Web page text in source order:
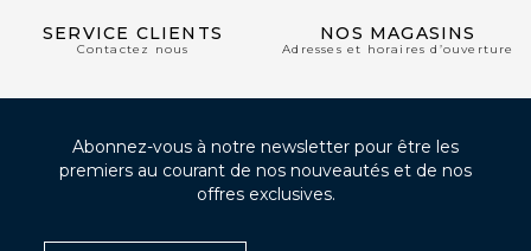
SERVICE CLIENTS
Contactez nous
NOS MAGASINS
Adresses et horaires d’ouverture
Abonnez-vous à notre newsletter pour être les
premiers au courant de nos nouveautés et de nos
offres exclusives.